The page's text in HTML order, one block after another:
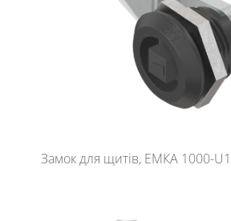
Замок для щитів, ЕМКА 1000-